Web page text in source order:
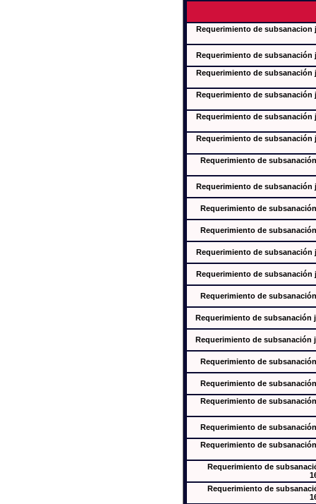
Requerimiento de
Requerimiento de subsanación
Requerimiento de
Requerimiento de
Requerimiento de
Requerimiento de
Requerimiento de
Requerimiento de subsanación
Requerimiento de
Requerimiento de
Requerimiento de subsanación
Requerimiento de subsanación
Requerimiento de
Requerimiento de subsanación
Requerimiento de subsanación
Requerimiento de
Requerimiento de
Requerimiento de
Requerimiento de
Requerimiento de
Requerimiento de
Requerimiento de